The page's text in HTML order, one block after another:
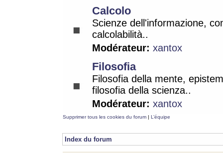
Calcolo
Scienze dell'informazione,
calcolabilità..
Modérateur: xantox
Filosofia
Filosofia della mente,
filosofia della scienza..
Modérateur: xantox
Supprimer tous les cookies du forum | L’équipe
Index du forum